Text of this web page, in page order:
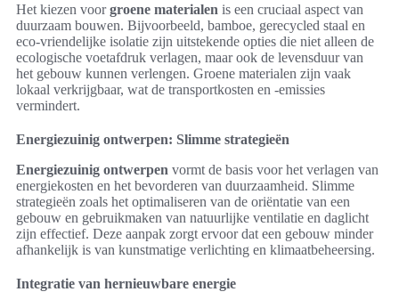
Het kiezen voorgroene materialen is een cruciaal aspect van
duurzaam bouwen. Bijvoorbeeld, bamboe, gerecycled staal en
eco-vriendelijke isolatie zijn uitstekende opties die niet alleen de
ecologische voetafdruk verlagen, maar ook de levensduur van
het gebouw kunnen verlengen. Groene materialen zijn vaak
lokaal verkrijgbaar, wat de transportkosten en -emissies
vermindert.
Energiezuinig ontwerpen: Slimme strategieën
Energiezuinig ontwerpen vormt de basis voor het verlagen van
energiekosten en het bevorderen van duurzaamheid. Slimme
strategieën zoals het optimaliseren van de oriëntatie van een
gebouw en gebruikmaken van natuurlijke ventilatie en daglicht
zijn effectief. Deze aanpak zorgt ervoor dat een gebouw minder
afhankelijk is van kunstmatige verlichting en klimaatbeheersing.
Integratie van hernieuwbare energie